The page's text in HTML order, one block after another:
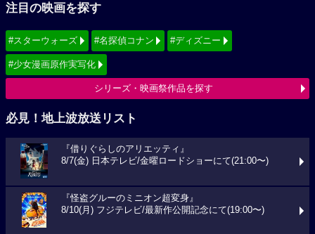
注目の映画を探す
#スターウォーズ #名探偵コナン #ディズニー
#少女漫画原作実写化
シリーズ・映画祭作品を探す
必見！地上波放送リスト
『借りぐらしのアリエッティ』
8/7(金) 日本テレビ/金曜ロードショーにて(21:00〜)
『怪盗グルーのミニオン超変身』
8/10(月) フジテレビ/最新作公開記念にて(19:00〜)